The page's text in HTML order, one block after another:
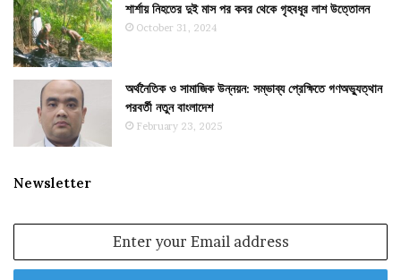
শার্শায় নিহতের দুই মাস পর কবর থেকে গৃহবধূর লাশ উত্তোলন
October 31, 2024
অর্থনৈতিক ও সামাজিক উন্নয়ন: সম্ভাব্য প্রেক্ষিতে গণঅভ্যুত্থান
পরবর্তী নতুন বাংলাদেশ
February 23, 2025
Newsletter
Email